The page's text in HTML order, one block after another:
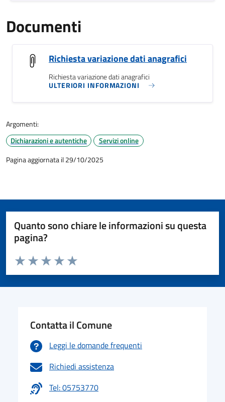
Documenti
Richiesta variazione dati anagrafici
Richiesta variazione dati anagrafici
ULTERIORI INFORMAZIONI
Argomenti:
Dichiarazioni e autentiche
Servizi online
Pagina aggiornata il 29/10/2025
Quanto sono chiare le informazioni su questa
pagina?
Valuta da 1 a 5 stelle la pagina
Valuta 5 stelle su 5
Valuta 4 stelle su 5
Valuta 3 stelle su 5
Valuta 2 stelle su 5
Valuta 1 stelle su 5
Contatta il Comune
Leggi le domande frequenti
Richiedi assistenza
Tel: 05753770